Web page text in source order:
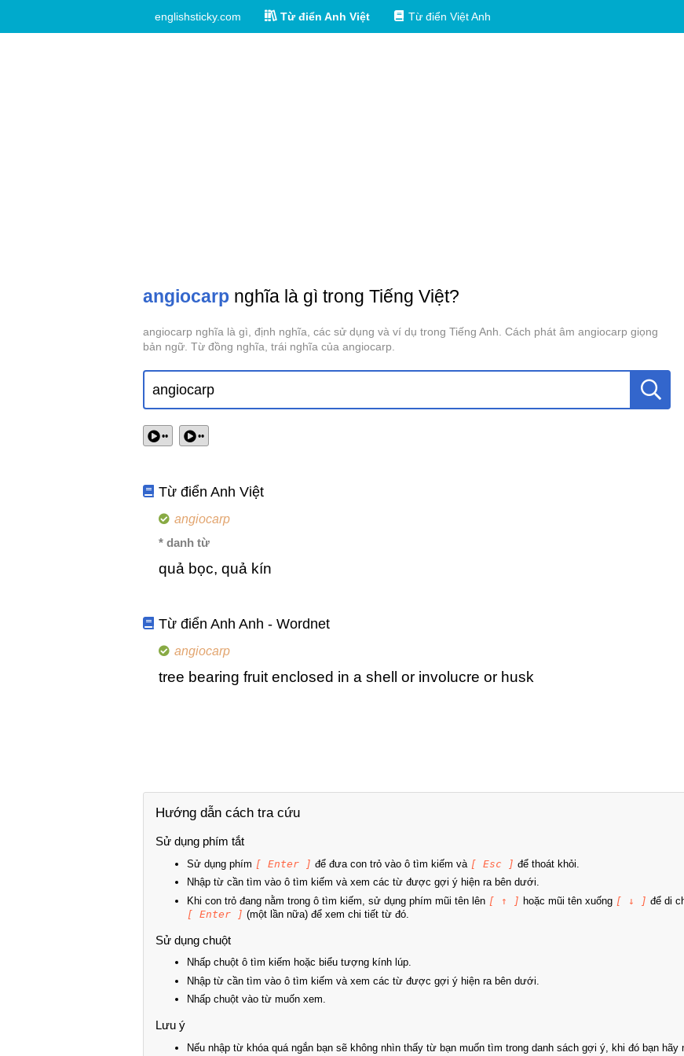
englishsticky.com Từ điển Anh Việt Từ điển Việt Anh
angiocarp nghĩa là gì trong Tiếng Việt?
angiocarp nghĩa là gì, định nghĩa, các sử dụng và ví dụ trong Tiếng Anh. Cách phát âm angiocarp giọng
bản ngữ. Từ đồng nghĩa, trái nghĩa của angiocarp.
•• ••
Từ điển Anh Việt
angiocarp
* danh từ
quả bọc, quả kín
Từ điển Anh Anh - Wordnet
angiocarp
tree bearing fruit enclosed in a shell or involucre or husk
Hướng dẫn cách tra cứu
Sử dụng phím tắt
Sử dụng phím [ Enter ] để đưa con trỏ vào ô tìm kiếm và [ Esc ] để thoát khỏi.
Nhập từ cần tìm vào ô tìm kiếm và xem các từ được gợi ý hiện ra bên dưới.
Khi con trỏ đang nằm trong ô tìm kiếm, sử dụng phím mũi tên lên [ ↑ ] hoặc mũi tên xuống [ ↓ ] để di
[ Enter ] (một lần nữa) để xem chi tiết từ đó.
Sử dụng chuột
Nhấp chuột ô tìm kiếm hoặc biểu tượng kính lúp.
Nhập từ cần tìm vào ô tìm kiếm và xem các từ được gợi ý hiện ra bên dưới.
Nhấp chuột vào từ muốn xem.
Lưu ý
Nếu nhập từ khóa quá ngắn bạn sẽ không nhìn thấy từ bạn muốn tìm trong danh sách gợi ý, khi đó bạn